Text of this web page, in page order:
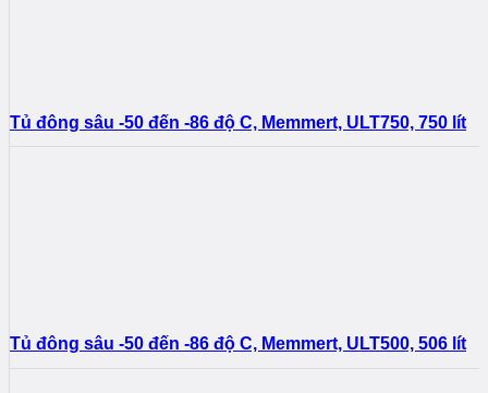
Tủ đông sâu -50 đến -86 độ C, Memmert, ULT750, 750 lít
Tủ đông sâu -50 đến -86 độ C, Memmert, ULT500, 506 lít